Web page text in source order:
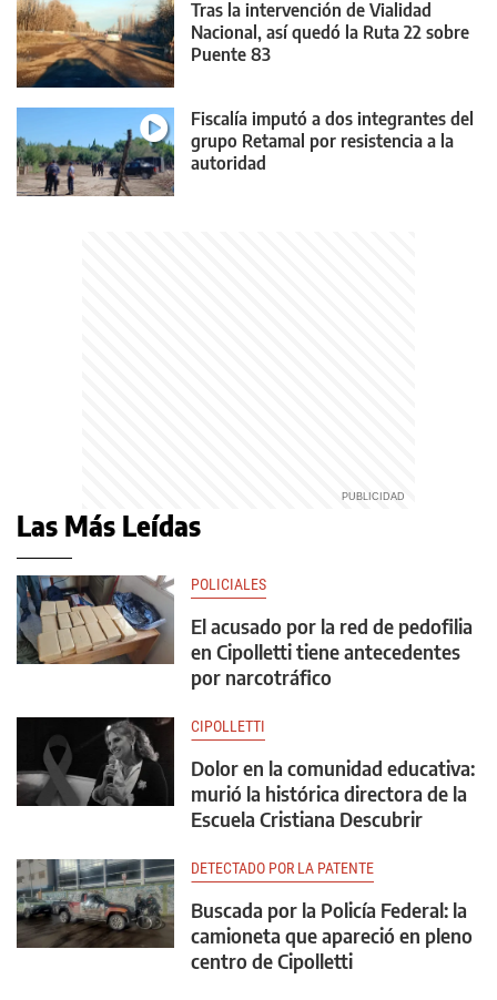
Tras la intervención de Vialidad
Nacional, así quedó la Ruta 22 sobre
Puente 83
Fiscalía imputó a dos integrantes del
grupo Retamal por resistencia a la
autoridad
Las Más Leídas
POLICIALES
El acusado por la red de pedofilia
en Cipolletti tiene antecedentes
por narcotráfico
CIPOLLETTI
Dolor en la comunidad educativa:
murió la histórica directora de la
Escuela Cristiana Descubrir
DETECTADO POR LA PATENTE
Buscada por la Policía Federal: la
camioneta que apareció en pleno
centro de Cipolletti